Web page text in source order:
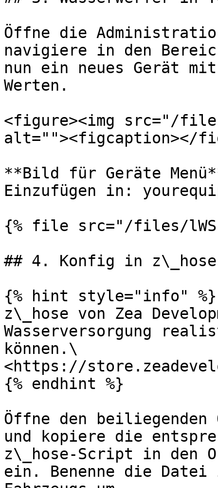
Öffne die
navigiere in den
nun ein neues Gerät
Werten.
<figure><img src="/
alt=""><figcaption></
**Bild für Geräte
Einzufügen in:
{% file src="/files/
## 4. Konfig in
{% hint style="info" %}
z\_hose von Zea
Wasserversorgung
können.\
<https://
{% endhint %}
Öffne den beiliegenden
und kopiere die
z\_hose-Script in den
ein. Benenne die Datei